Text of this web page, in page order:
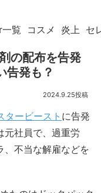
覧 コスメ 炎上 セ
の配布を告発
告発も？
2024.9.25
タービースト に告発
元社員で、過重労
、不当な解雇などを